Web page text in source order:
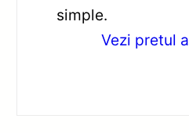
simple.
Vezi pretul